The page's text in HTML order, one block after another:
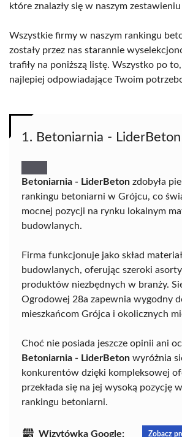
które znalazły się w naszym
Wszystkie firmy w naszym rankingu
zostały przez nas starannie
trafiły na poniższą listę. Wszystko po
najlepiej odpowiadające Twoim
1. Betoniarnia - LiderBeton
Betoniarnia - LiderBeton zdobyła
rankingu betoniarni w Grójcu, co
mocnej pozycji na rynku lokalnym
budowlanych.
Firma funkcjonuje jako skład
budowlanych, oferując szeroki
produktów niezbędnych w branży.
Ogrodowej 28a zapewnia wygodny
mieszkańcom Grójca i okolicznych
Choć nie posiada jeszcze opinii ani
Betoniarnia - LiderBeton wyróżnia
konkurentów dzięki kompleksowej
przekłada się na jej wysoką pozycję
rankingu betoniarni.
Wizytówka Google: Zobacz